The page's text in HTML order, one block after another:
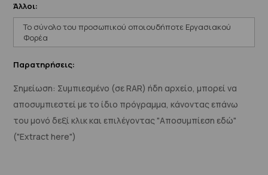
Άλλοι:
Το σύνολο του προσωπικού οποιουδήποτε Εργασιακού
Φορέα
Παρατηρήσεις:
Σημείωση: Συμπιεσμένο (σε RAR) ήδη αρχείο, μπορεί να
αποσυμπιεστεί με το ίδιο πρόγραμμα, κάνοντας επάνω
του μονό δεξί κλικ και επιλέγοντας "Αποσυμπίεση εδώ"
("Extract here")